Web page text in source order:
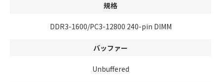
規格
DDR3-1600/PC3-12800 240-pin DIMM
バッファー
Unbuffered